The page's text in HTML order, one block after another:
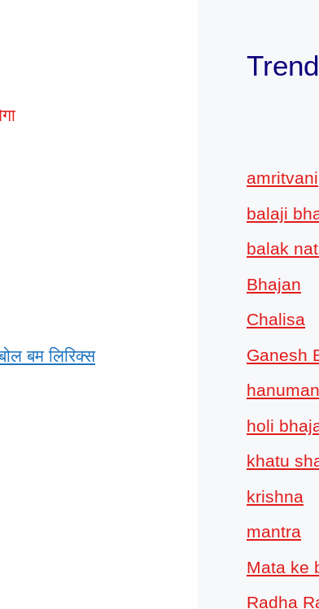
बम लिरिक्स
amritvani
balaji
balak
Bhajan
Chalisa
Ganesh
holi
khatu
krishna
mantra
Mata ke
Radha